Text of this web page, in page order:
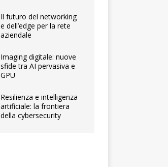
Il futuro del networking
e dell’edge per la rete
aziendale
Imaging digitale: nuove
sfide tra AI pervasiva e
GPU
Resilienza e intelligenza
artificiale: la frontiera
della cybersecurity